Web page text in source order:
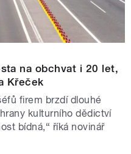
na obchvat i 20 let,
Křeček
firem brzdí dlouhé
kulturního dědictví
bídná,“ říká novinář